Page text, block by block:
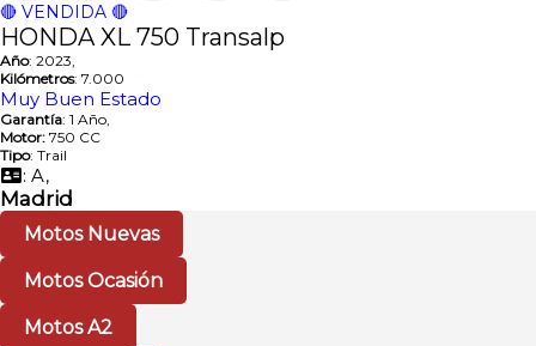
🔴 VENDIDA 🔴
HONDA XL 750 Transalp
Año: 2023,
Kilómetros: 7.000
Muy Buen Estado
Garantía: 1 Año,
Motor: 750 CC
Tipo: Trail
: A,
Madrid
Motos Nuevas
Motos Ocasión
Motos A2